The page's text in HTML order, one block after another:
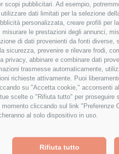
pubblicitari. Ad esempio,
dati limitati per la selezione
personalizzata, creare profili per
le prestazioni degli annunci,
di dati provenienti da fonti diverse,
prevenire e rilevare frodi,
abbinare e combinare dati
trasmesse automaticamente,
richieste attivamente. Puoi
su "Accetta cookie," acconsenti
scelte o "Rifiuta tutto" per proseguire
cliccando sul link "Preferenze
al solo dispositivo in uso.
Rifiuta tutto